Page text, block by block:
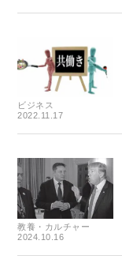
ビジネス
2022.11.17
教養・カルチャー
2024.10.16